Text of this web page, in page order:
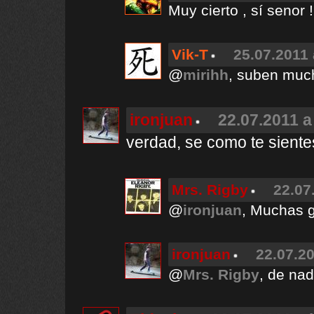
Muy cierto , sí senor !
Vik-T
@mirihh, suben
ironjuan
22.07.2011
verdad, se como te
Mrs. Rigby
@ironjuan, Muchas
ironjuan
@Mrs. Rigby, de